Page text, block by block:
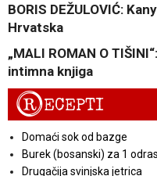
BORIS DEŽULOVIĆ:
Hrvatska
„MALI ROMAN O
intimna knjiga
RECEPTI
Domaći sok od bazge
Burek (bosanski) za 1
Drugačija svinjska jetrica